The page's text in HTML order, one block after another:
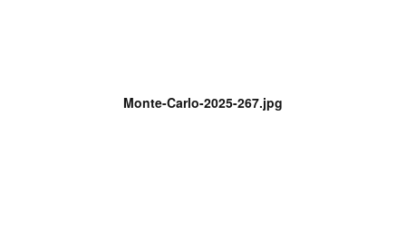
Monte-Carlo-2025-267.jpg